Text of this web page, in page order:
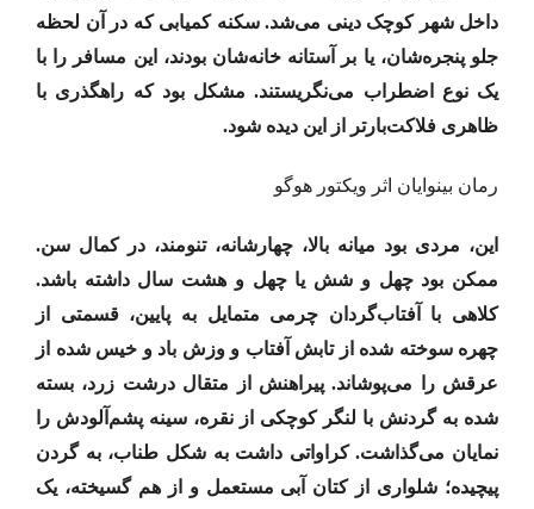
داخل شهر کوچک دینی می‌شد. سکنه کمیابی که در آن لحظه
جلو پنجره‌شان، یا بر آستانه خانه‌شان بودند، این مسافر را با
یک نوع اضطراب می‌نگریستند. مشکل بود که راهگذری با
ظاهری فلاکت‌بارتر از این دیده شود.
رمان بینوایان اثر ویکتور هوگو
این، مردی بود میانه بالا، چهارشانه، تنومند، در کمال سن.
ممکن بود چهل و شش یا چهل و هشت سال داشته باشد.
کلاهی با آفتاب‌گردان چرمی متمایل به پایین، قسمتی از
چهره سوخته شده از تابش آفتاب و وزش باد و خیس شده از
عرقش را می‌پوشاند. پیراهنش از متقال درشت زرد، بسته
شده به گردنش با لنگر کوچکی از نقره، سینه پشم‌آلودش را
نمایان می‌گذاشت. کراواتی داشت به شکل طناب، به گردن
پیچیده؛ شلواری از کتان آبی مستعمل و از هم گسیخته، یک